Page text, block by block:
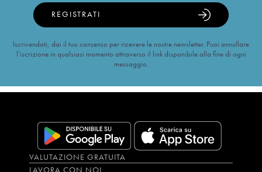
REGISTRATI
Iscrivendoti, dai il tuo consenso per ricevere le nostre newsletter. Puoi annullare
l’iscrizione in qualsiasi momento attraverso il link disponibile alla fine di ogni
messaggio.
VALUTAZIONE GRATUITA
LAVORA CON NOI